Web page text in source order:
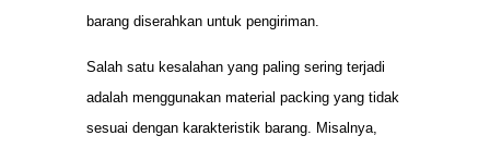
barang diserahkan untuk pengiriman.
Salah satu kesalahan yang paling sering terjadi
adalah menggunakan material packing yang tidak
sesuai dengan karakteristik barang. Misalnya,